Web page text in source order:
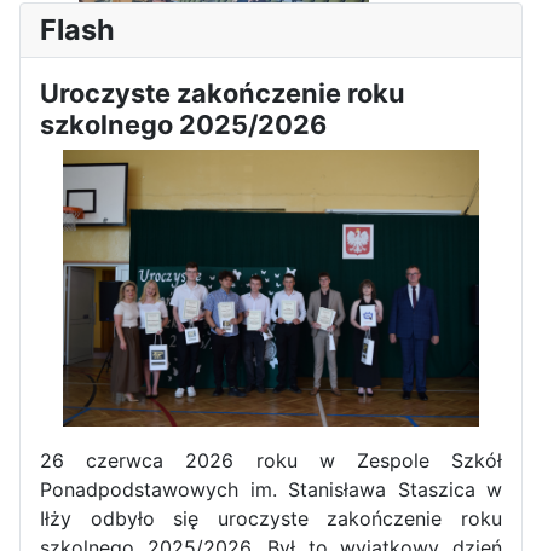
Sukces Kingi na XXXVI
Olimpiadzie Teologii Katolickiej
Obchody Święta Konstytucji 3
Maja w Iłży
Flash
Uroczyste zakończenie roku
szkolnego 2025/2026
26 czerwca 2026 roku w Zespole Szkół
Ponadpodstawowych im. Stanisława Staszica w
Iłży odbyło się uroczyste zakończenie roku